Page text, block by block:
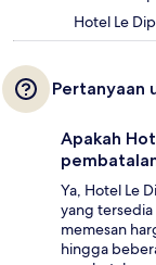
Hotel Le
Pertanyaan
Apakah
Ya, Hotel Le
yang
memesan
hingga